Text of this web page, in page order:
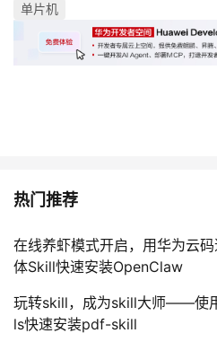
单片机
热门推荐
在线养虾模式开启，用华为云
体Skill快速安装OpenClaw
玩转skill，成为skill大师——使
ls快速安装pdf-skill